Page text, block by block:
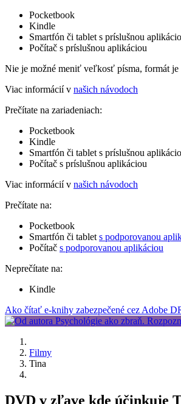
Pocketbook
Kindle
Smartfón či tablet s príslušnou
Počítač s príslušnou aplikáciou
Nie je možné meniť veľkosť písma, formát je
Viac informácií v našich návodoch
Prečítate na zariadeniach:
Pocketbook
Kindle
Smartfón či tablet s príslušnou
Počítač s príslušnou aplikáciou
Viac informácií v našich návodoch
Prečítate na:
Pocketbook
Smartfón či tablet s podporovanou
Počítač s podporovanou aplikáciou
Neprečítate na:
Kindle
Ako čítať e-knihy zabezpečené cez Adobe
Filmy
Tina
DVD v zľave kde účinkuje